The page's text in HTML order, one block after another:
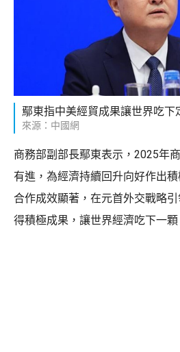
鄢東指中美經貿成果讓世界吃下
來源：中國網
商務部副部長鄢東表示，2025年
有進，為經濟持續回升向好作出
合作成效顯著，在元首外交戰略
得積極成果，讓世界經濟吃下一顆